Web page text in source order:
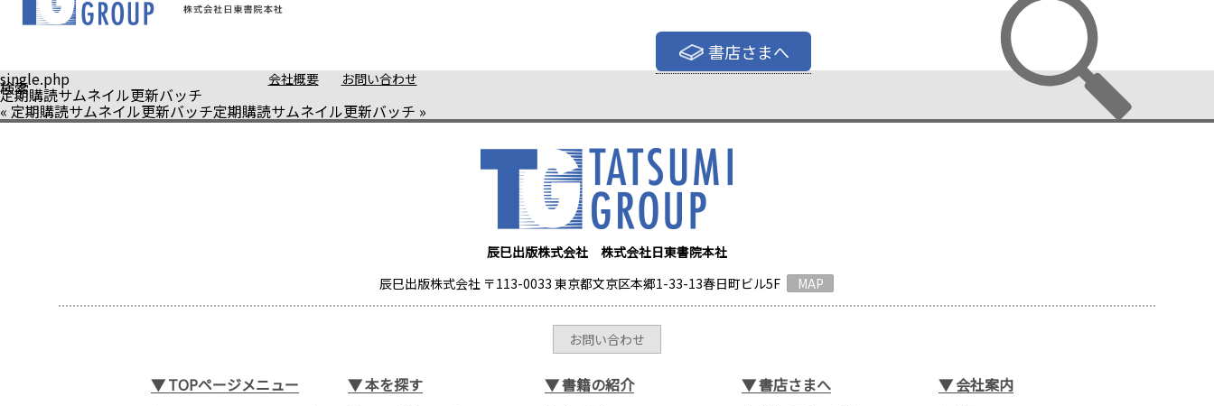
書店さまへ
会社概要 お問い合わせ
検索
single.php
定期購読サムネイル更新バッチ
« 定期購読サムネイル更新バッチ定期購読サムネイル更新バッチ »
辰巳出版株式会社 株式会社日東書院本社
辰巳出版株式会社 〒113-0033 東京都文京区本郷1-33-13春日町ビル5F
MAP
お問い合わせ
▼TOPページメニュー ▼本を探す ▼書籍の紹介 ▼書店さまへ ▼会社案内